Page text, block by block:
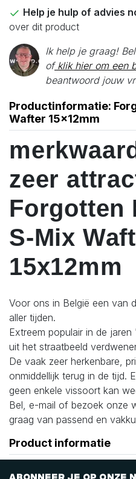
Help je hulp of advies
over dit product
Ik help je graag!
ofklik hier om een
beantwoord jouw
Productinformatie:
Wafter 15x12mm
zeer
Forgotten
S-Mix
15x12mm
Voor ons in België een van
aller tijden.
Extreem populair in de
uit het straatbeeld
De vaak zeer herkenbare,
onmiddellijk terug in de tijd.
geen enkele vissoort kan
Bel, e-mail of bezoek onze
graag van passend en
Product informatie
Abonneer je op onze